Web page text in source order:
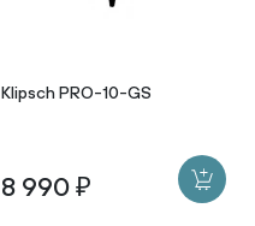
Klipsch PRO-10-GS
8 990 ₽